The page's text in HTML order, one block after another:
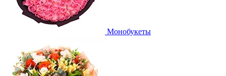
Монобукеты